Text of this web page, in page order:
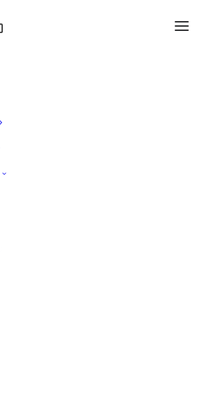
NOUVELLE
et les amplificateurs
résultat de plus de 10 ans de
que nous avons
chaque maillon de la
musical. N